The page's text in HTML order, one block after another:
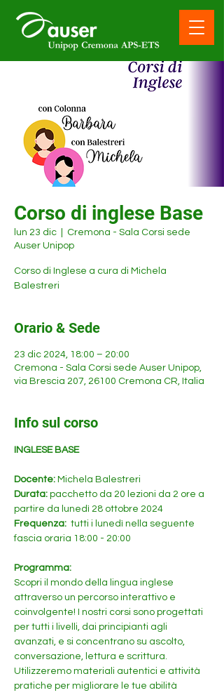
Corso di inglese Base
lun 23 dic
Cremona - Sala Corsi sede
Auser Unipop
Corso di Inglese a cura di Michela
Balestreri
Orario & Sede
23 dic 2024, 18:00 – 20:00
Cremona - Sala Corsi sede Auser Unipop,
via Brescia 207, 26100 Cremona CR, Italia
Info sul corso
INGLESE BASE
Docente: Michela Balestreri
Durata: pacchetto da 20 lezioni da 2 ore a
partire da lunedì 28 ottobre 2024
Frequenza: tutti i lunedì nella seguente
fascia oraria 18:00 - 20:00
Programma:
Scopri il mondo della lingua inglese
attraverso un percorso interattivo e
coinvolgente! I nostri corsi sono progettati
per tutti i livelli, dai principianti agli
avanzati, e si concentrano su ascolto,
conversazione, lettura e scrittura.
Utilizzeremo materiali autentici e attività
pratiche per migliorare le tue abilità